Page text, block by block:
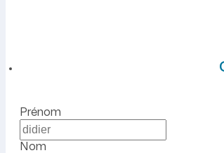
Prénom
Nom